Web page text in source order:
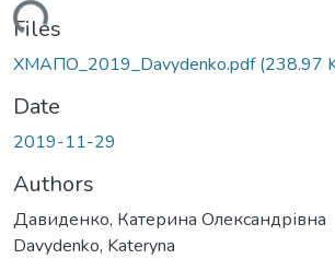
Loading...
Files
ХМАПО_2019_Davydenko.pdf(238.97
Date
2019-11-29
Authors
Давиденко, Катерина Олександрівна
Davydenko, Kateryna